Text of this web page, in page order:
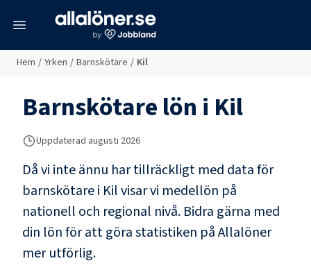
Hem / Yrken / Barnskötare / Kil
Barnskötarelön i Kil
Uppdaterad augusti 2026
Då vi inte ännu har tillräckligt med data för
barnskötarei Kilvisar vi medellön på
nationell och regional nivå. Bidra gärna med
din lön för att göra statistiken på Allalöner
mer utförlig.